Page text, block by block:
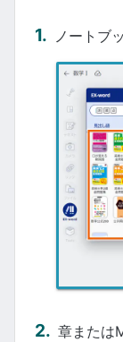
ノートブ
章または